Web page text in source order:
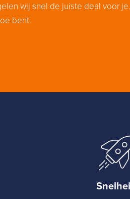
wij snel de juiste deal voor
bent.